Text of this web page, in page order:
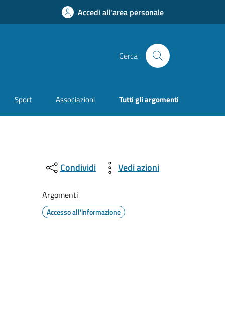
Accedi all'area personale
Cerca
Sport Associazioni Tutti gli argomenti
Condividi Vedi azioni
Argomenti
Accesso all'informazione